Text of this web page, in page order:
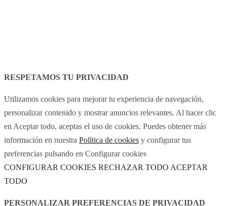
RESPETAMOS TU PRIVACIDAD
Utilizamos cookies para mejorar tu experiencia de navegación,
personalizar contenido y mostrar anuncios relevantes. Al hacer clic
en Aceptar todo, aceptas el uso de cookies. Puedes obtener más
información en nuestra Política de cookies y configurar tus
preferencias pulsando en Configurar cookies
CONFIGURAR COOKIES RECHAZAR TODO ACEPTAR
TODO
PERSONALIZAR PREFERENCIAS DE PRIVACIDAD